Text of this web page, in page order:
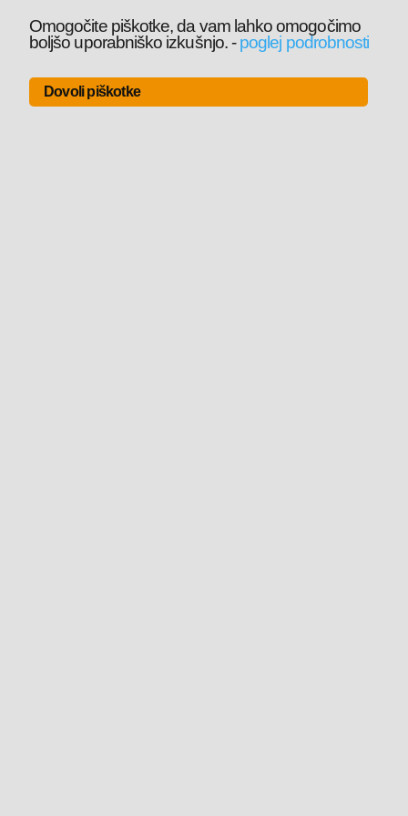
Omogočite piškotke, da vam lahko omogočimo
boljšo uporabniško izkušnjo.-poglej podrobnosti
Dovoli piškotke